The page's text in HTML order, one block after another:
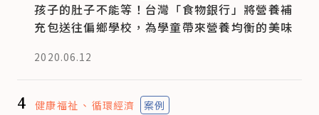
孩子的肚子不能等！台灣「食物銀行」將營養補
充包送往偏鄉學校，為學童帶來營養均衡的美味
2020.06.12
4 健康福祉 循環經濟 案例